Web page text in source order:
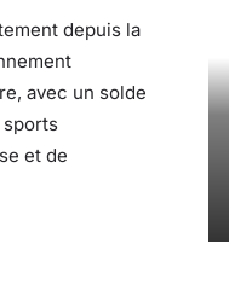
depuis la
avec un solde
sports
et de